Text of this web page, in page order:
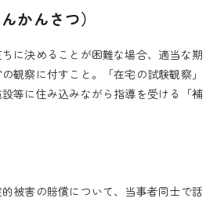
かんさつ）
に決めることが困難な場合、適当な期
観察に付すこと。「在宅の試験観察」
等に住み込みながら指導を受ける「補
被害の賠償について、当事者同士で話